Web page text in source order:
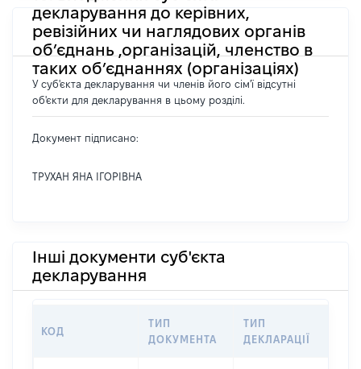
декларування до керівних,
ревізійних чи наглядових органів
об’єднань ,організацій, членство в
таких об’єднаннях (організаціях)
У суб'єкта декларування чи членів його сім'ї відсутні
об'єкти для декларування в цьому розділі.
Документ підписано:
ТРУХАН ЯНА ІГОРІВНА
Інші документи суб'єкта
декларування
КОД
ТИП
ДОКУМЕНТА
ТИП
ДЕКЛАРАЦІЇ